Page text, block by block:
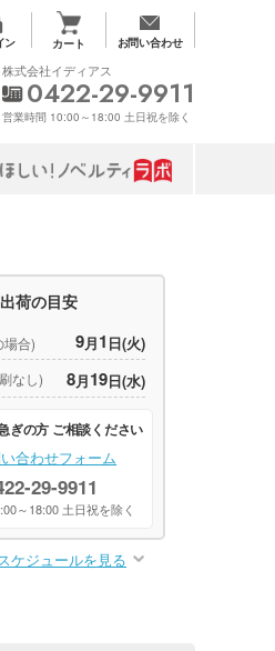
ン カート お問い合わせ
株式会社イディアス
0422-29-9911
営業時間 10:00～18:00 土日祝を除く
出荷の目安
場合) 9月1 日(火)
なし) 8月19日(水)
ぎの方 ご相談ください
合わせフォーム
29-9911
～18:00 土日祝を除く
ケジュールを見る